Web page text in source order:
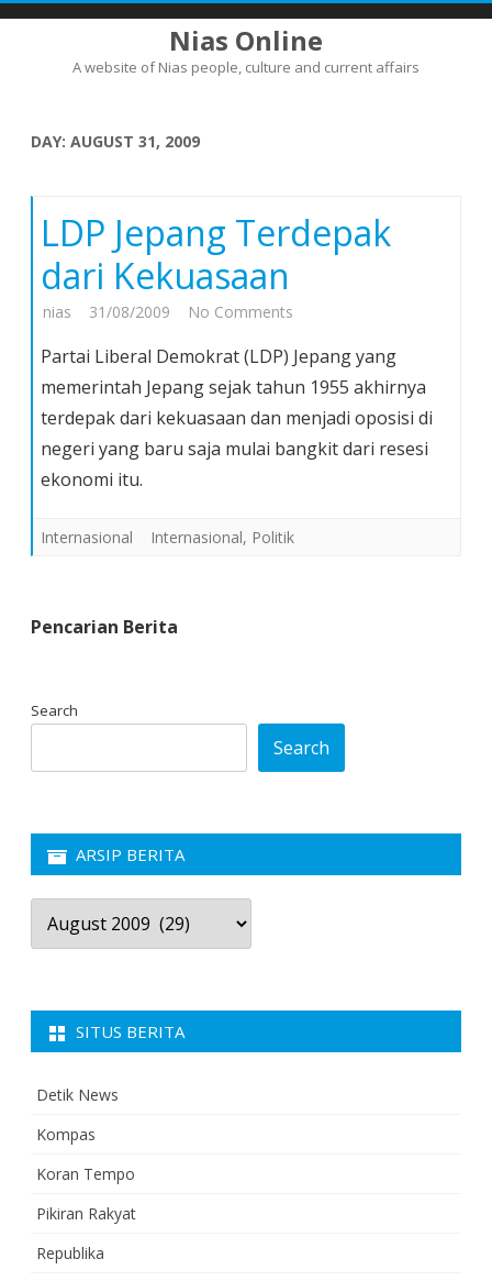
Nias Online
A website of Nias people, culture and current affairs
DAY: AUGUST 31, 2009
LDP Jepang Terdepak
dari Kekuasaan
nias 31/08/2009 No Comments
Jepang
Terdepak
dari
Kekuasaan
Partai Liberal Demokrat (LDP) Jepang yang
memerintah Jepang sejak tahun 1955 akhirnya
terdepak dari kekuasaan dan menjadi oposisi di
negeri yang baru saja mulai bangkit dari resesi
ekonomi itu.
Internasional Internasional, Politik
Pencarian Berita
Search
Search
ARSIP BERITA
Arsip
Berita
SITUS BERITA
Detik News
Kompas
Koran Tempo
Pikiran Rakyat
Republika